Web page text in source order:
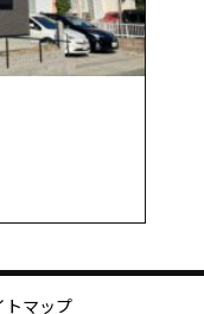
トマップ